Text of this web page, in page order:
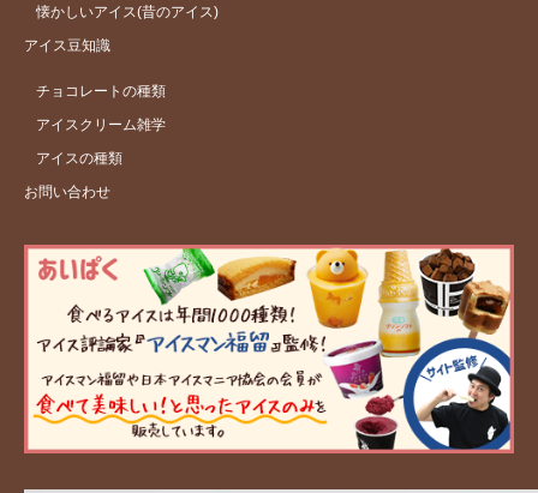
懐かしいアイス(昔のアイス)
アイス豆知識
チョコレートの種類
アイスクリーム雑学
アイスの種類
お問い合わせ